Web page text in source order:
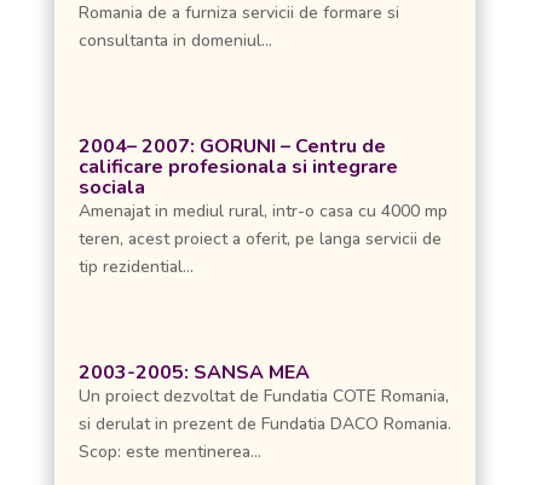
Romania de a furniza servicii de formare si
consultanta in domeniul...
2004– 2007: GORUNI – Centru de
calificare profesionala si integrare
sociala
Amenajat in mediul rural, intr-o casa cu 4000 mp
teren, acest proiect a oferit, pe langa servicii de
tip rezidential...
2003-2005: SANSA MEA
Un proiect dezvoltat de Fundatia COTE Romania,
si derulat in prezent de Fundatia DACO Romania.
Scop: este mentinerea...